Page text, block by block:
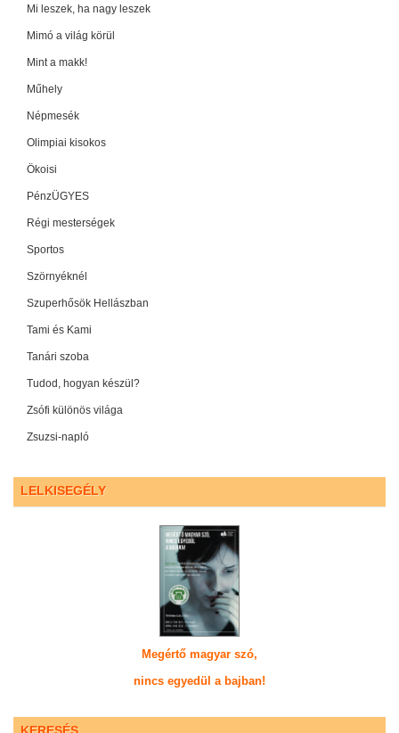
Mi leszek, ha nagy leszek
Mimó a világ körül
Mint a makk!
Műhely
Népmesék
Olimpiai kisokos
Ökoisi
PénzÜGYES
Régi mesterségek
Sportos
Szörnyéknél
Szuperhősök Hellászban
Tami és Kami
Tanári szoba
Tudod, hogyan készül?
Zsófi különös világa
Zsuzsi-napló
LELKISEGÉLY
Megértő magyar szó,
nincs egyedül a bajban!